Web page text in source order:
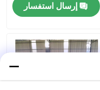
إرسال استفسار